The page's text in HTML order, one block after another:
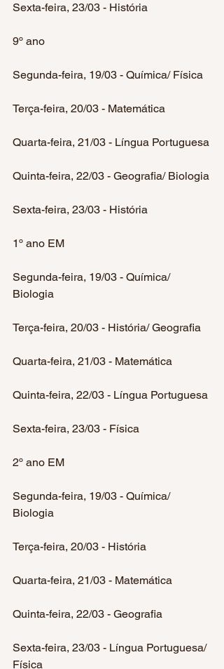
Sexta-feira, 23/03 - História
9º ano
Segunda-feira, 19/03 - Química/ Física
Terça-feira, 20/03 - Matemática
Quarta-feira, 21/03 - Língua Portuguesa
Quinta-feira, 22/03 - Geografia/ Biologia
Sexta-feira, 23/03 - História
1º ano EM
Segunda-feira, 19/03 - Química/
Biologia
Terça-feira, 20/03 - História/ Geografia
Quarta-feira, 21/03 - Matemática
Quinta-feira, 22/03 - Língua Portuguesa
Sexta-feira, 23/03 - Física
2º ano EM
Segunda-feira, 19/03 - Química/
Biologia
Terça-feira, 20/03 - História
Quarta-feira, 21/03 - Matemática
Quinta-feira, 22/03 - Geografia
Sexta-feira, 23/03 - Língua Portuguesa/
Física